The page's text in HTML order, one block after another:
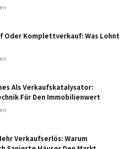
Oder Komplettverkauf: Was Lohnt
Als Verkaufskatalysator:
Für Den Immobilienwert
Verkaufserlös: Warum